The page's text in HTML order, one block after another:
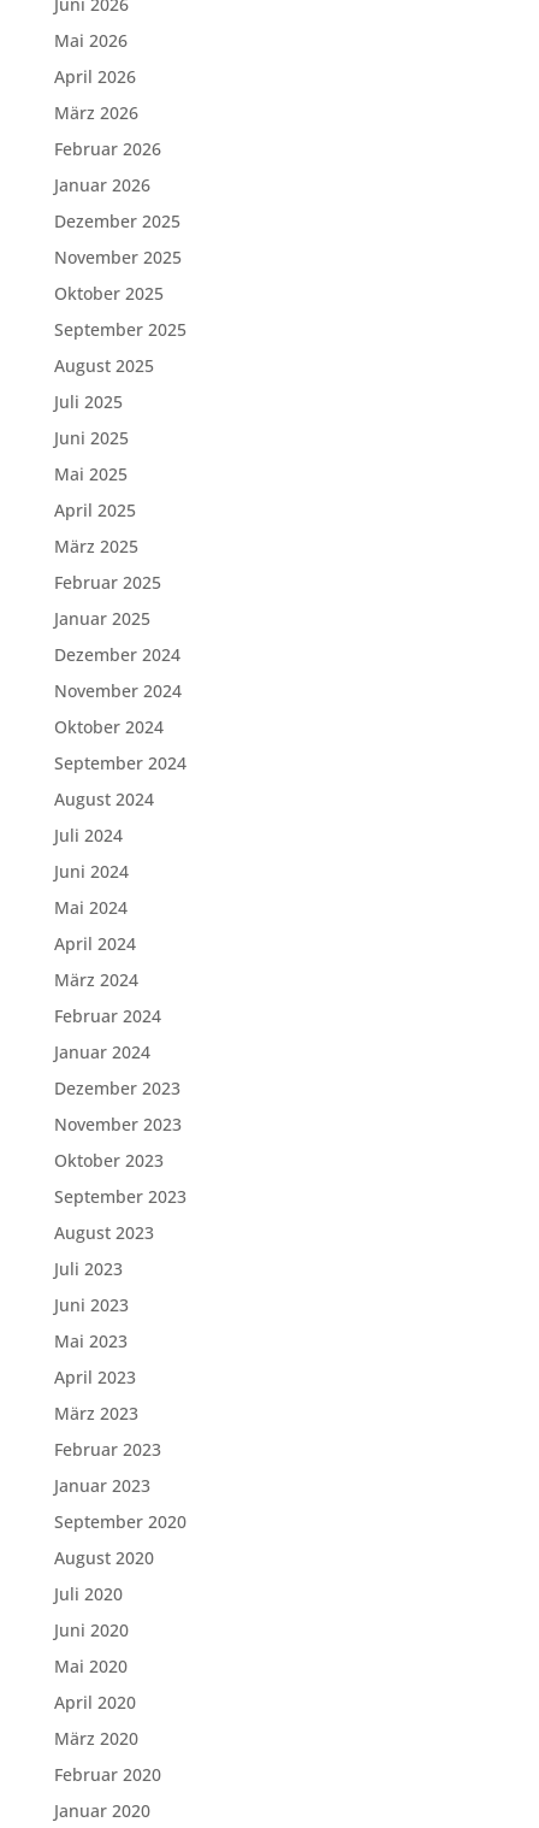
Mai 2026
April 2026
März 2026
Februar 2026
Januar 2026
Dezember 2025
November 2025
Oktober 2025
September 2025
August 2025
Juli 2025
Juni 2025
Mai 2025
April 2025
März 2025
Februar 2025
Januar 2025
Dezember 2024
November 2024
Oktober 2024
September 2024
August 2024
Juli 2024
Juni 2024
Mai 2024
April 2024
März 2024
Februar 2024
Januar 2024
Dezember 2023
November 2023
Oktober 2023
September 2023
August 2023
Juli 2023
Juni 2023
Mai 2023
April 2023
März 2023
Februar 2023
Januar 2023
September 2020
August 2020
Juli 2020
Juni 2020
Mai 2020
April 2020
März 2020
Februar 2020
Januar 2020